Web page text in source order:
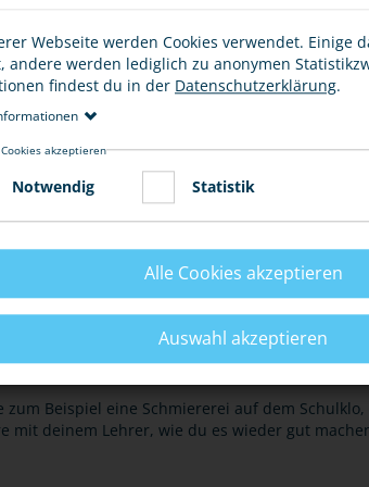
oder zerstört hast, dann ist das Unrecht
vielleicht aber auch eine größere Sache.
oder zu verunstalten.
Beispiel eine Schmiererei auf dem Schulklo,
mit deinem Lehrer, wie du es wieder gut
Webseite werden Cookies verwendet. Einige
andere werden lediglich zu anonymen
findest du in der Datenschutzerklärung.
akzeptieren
Notwendig Statistik
Alle Cookies akzeptieren
Auswahl akzeptieren